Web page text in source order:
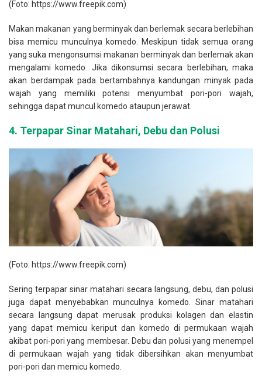
(Foto: https://www.freepik.com)
Makan makanan yang berminyak dan berlemak secara berlebihan
bisa memicu munculnya komedo. Meskipun tidak semua orang
yang suka mengonsumsi makanan berminyak dan berlemak akan
mengalami komedo. Jika dikonsumsi secara berlebihan, maka
akan berdampak pada bertambahnya kandungan minyak pada
wajah yang memiliki potensi menyumbat pori-pori wajah,
sehingga dapat muncul komedo ataupun jerawat.
4. Terpapar Sinar Matahari, Debu dan Polusi
(Foto: https://www.freepik.com)
Sering terpapar sinar matahari secara langsung, debu, dan polusi
juga dapat menyebabkan munculnya komedo. Sinar matahari
secara langsung dapat merusak produksi kolagen dan elastin
yang dapat memicu keriput dan komedo di permukaan wajah
akibat pori-pori yang membesar. Debu dan polusi yang menempel
di permukaan wajah yang tidak dibersihkan akan menyumbat
pori-pori dan memicu komedo.